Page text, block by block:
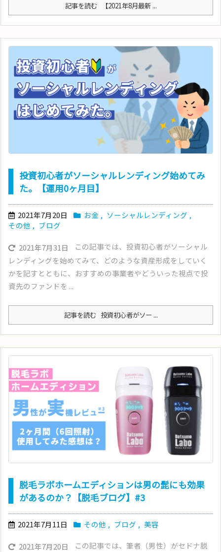
記事を読む 【2021年8月最新 ...
投資初心者がソーシャルレンディング始めてみ
た。【運用0ヶ月目】
2021年7月20日 お金 , ソーシャルレンディング ,
その他 , ブログ
2021年7月31日
この記事では、投資初心者がソーシャル
レンディングを始めてみて、どのような資産形成をしていく
かを記すとともに、おすすめの事業者やどういった視点で投
資先のファンドを ...
記事を読む 投資初心者がソー ...
脱毛ラボホームエディションは男の髭にも効果
があるのか？【脱毛ブログ】#3
2021年7月11日 その他 , ブログ , 美容
2021年7月20日
この記事では、筆者（男性）がセドナ脱